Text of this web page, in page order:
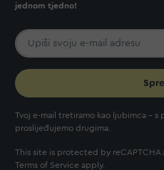
jednom tjedno!
Tvoj e-mail tretiramo kao ljubimca - s
proslijeđujemo drugima.
This site is protected by reCAPTCHA
Terms of Service apply.